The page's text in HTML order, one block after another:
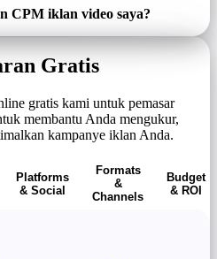
CPM iklan video saya?
Gratis
gratis kami untuk pemasar
membantu Anda mengukur,
kampanye iklan Anda.
Platforms
& Social
Formats
&
Channels
Budget
& ROI